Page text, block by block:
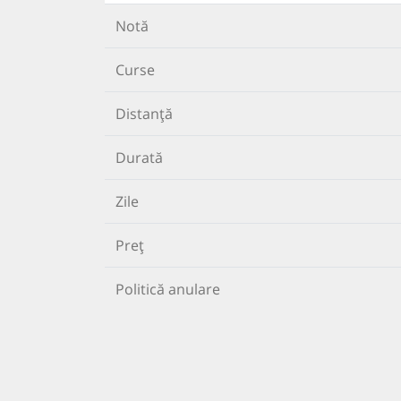
Notă
Curse
Distanță
Durată
Zile
Preț
Politică anulare